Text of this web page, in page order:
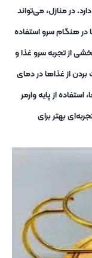
در منازل، می‌تواند
در هنگام سرو استفاده
از تجربه سرو غذا و
از غذاها در دمای
از پایه وارمر
بهتر برای